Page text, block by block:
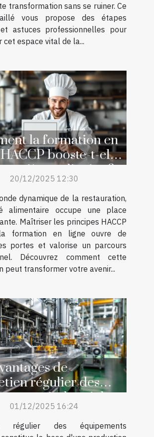
transformation sans se ruiner. Ce
vous propose des étapes
astuces professionnelles pour
cet espace vital de la...
la formation en
booste-t-elle
culinaire ?
20/12/2025 12:30
dynamique de la restauration,
alimentaire occupe une place
Maîtriser les principes HACCP
formation en ligne ouvre de
portes et valorise un parcours
Découvrez comment cette
peut transformer votre avenir...
de
régulier des
industriels
01/12/2025 16:24
régulier des équipements